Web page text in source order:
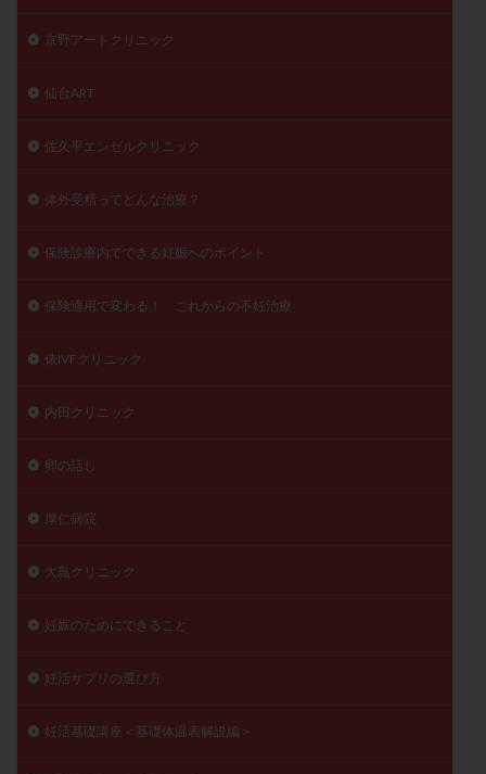
京野アートクリニック
仙台ART
佐久平エンゼルクリニック
体外受精ってどんな治療？
保険診療内でできる妊娠へのポイント
保険適用で変わる！ これからの不妊治療
俵IVFクリニック
内田クリニック
卵の話し
厚仁病院
大島クリニック
妊娠のためにできること
妊活サプリの選び方
妊活基礎講座＜基礎体温表解説編＞